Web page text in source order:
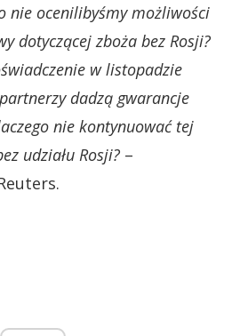
nie ocenilibyśmy możliwości
dotyczącej zboża bez Rosji?
w listopadzie
dadzą gwarancje
nie kontynuować tej
udziału Rosji? –